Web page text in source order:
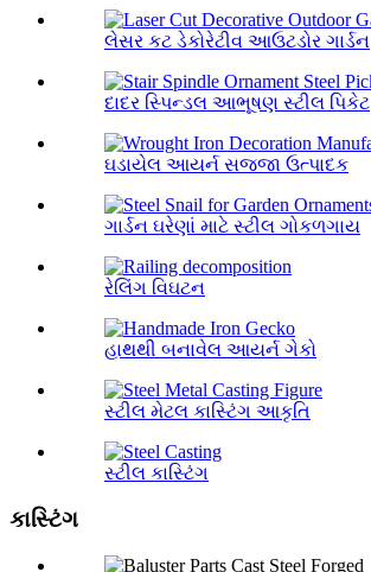
લેસર કટ ડેકોરેટીવ આઉટડોર ગાર્ડન
દાદર સ્પિન્ડલ આભૂષણ સ્ટીલ પિકેટ
ઘડાયેલ આયર્ન સજ્જા ઉત્પાદક
ગાર્ડન ઘરેણાં માટે સ્ટીલ ગોકળગાય
રેલિંગ વિઘટન
હાથથી બનાવેલ આયર્ન ગેકો
સ્ટીલ મેટલ કાસ્ટિંગ આકૃતિ
સ્ટીલ કાસ્ટિંગ
કાસ્ટિંગ